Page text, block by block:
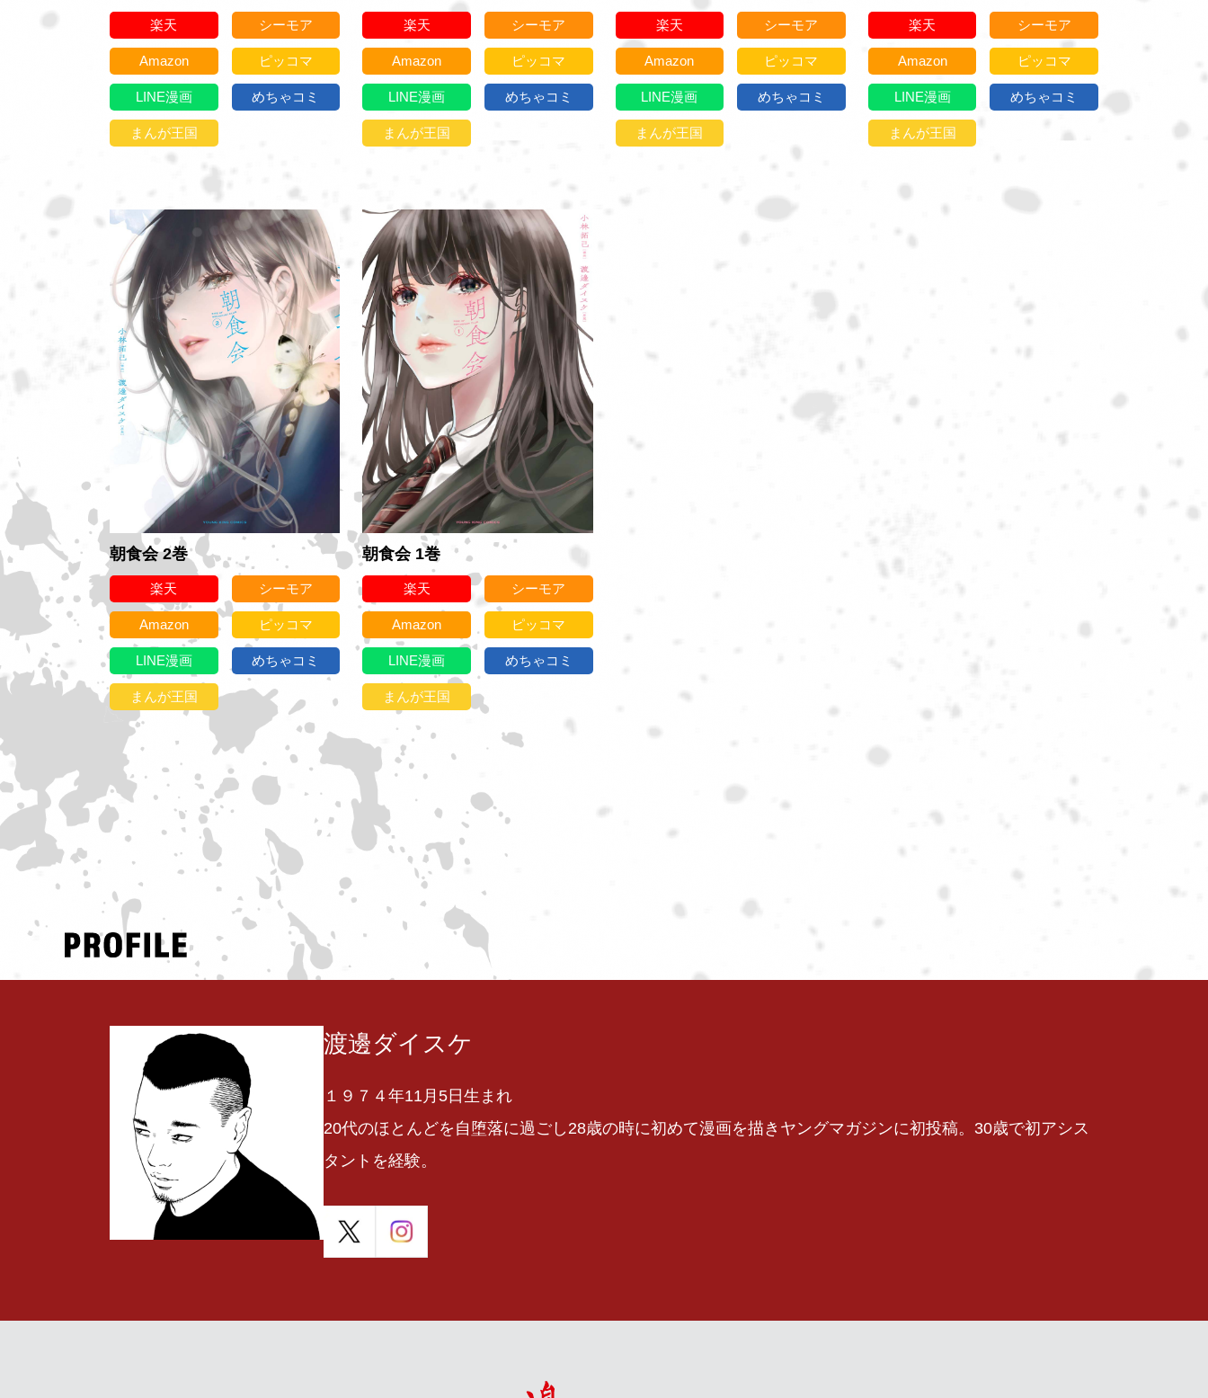
楽天 シーモア
Amazon ピッコマ
LINE漫画 めちゃコミ
まんが王国
楽天 シーモア
Amazon ピッコマ
LINE漫画 めちゃコミ
まんが王国
楽天 シーモア
Amazon ピッコマ
LINE漫画 めちゃコミ
まんが王国
楽天 シーモア
Amazon ピッコマ
LINE漫画 めちゃコミ
まんが王国
朝食会 2巻
楽天 シーモア
Amazon ピッコマ
LINE漫画 めちゃコミ
まんが王国
朝食会 1巻
楽天 シーモア
Amazon ピッコマ
LINE漫画 めちゃコミ
まんが王国
渡邊ダイスケ
１９７４年11月5日生まれ
20代のほとんどを自堕落に過ごし28歳の時に初めて漫画を描きヤングマガジンに初投稿。30歳で初アシス
タントを経験。